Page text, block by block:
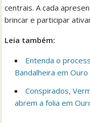
centrais. A cada
brincar e participar
Leia também:
Entenda o
Bandalheira em
Conspirados,
abrem a folia em